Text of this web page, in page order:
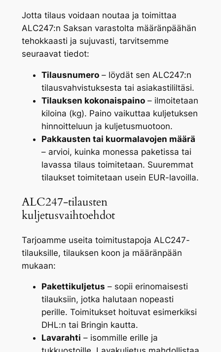
Jotta tilaus voidaan noutaa ja toimittaa
ALC247:n Saksan varastolta määränpäähän
tehokkaasti ja sujuvasti, tarvitsemme
seuraavat tiedot:
Tilausnumero– löydät sen ALC247:n
tilausvahvistuksesta tai asiakastililtäsi.
Tilauksen kokonaispaino– ilmoitetaan
kiloina (kg). Paino vaikuttaa kuljetuksen
hinnoitteluun ja kuljetusmuotoon.
Pakkausten tai kuormalavojen määrä
– arvioi, kuinka monessa paketissa tai
lavassa tilaus toimitetaan. Suuremmat
tilaukset toimitetaan usein EUR-lavoilla.
ALC247-tilausten
kuljetusvaihtoehdot
Tarjoamme useita toimitustapoja ALC247-
tilauksille, tilauksen koon ja määränpään
mukaan:
Pakettikuljetus – sopii erinomaisesti
tilauksiin, jotka halutaan nopeasti
perille. Toimitukset hoituvat esimerkiksi
DHL:n tai Bringin kautta.
Lavarahti – isommille erille ja